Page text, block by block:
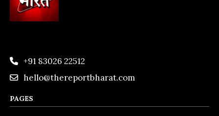
+91 83026 22512
hello@thereportbharat.com
PAGES